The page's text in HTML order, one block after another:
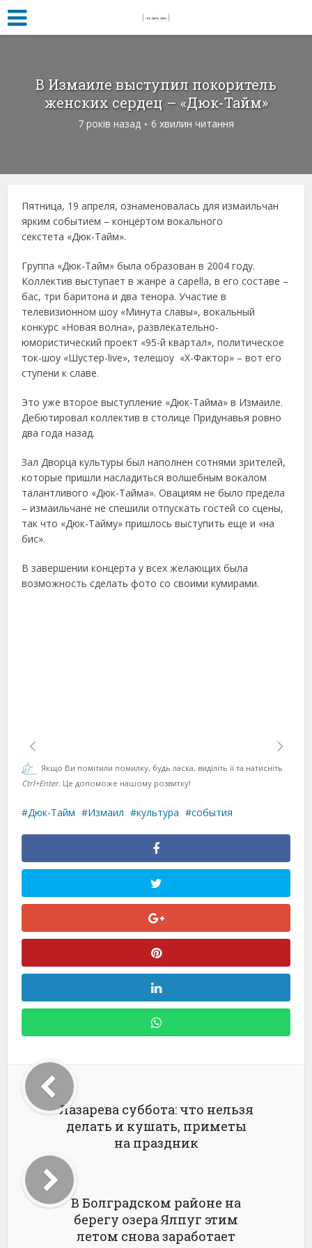
В Измаиле выступил покоритель
женских сердец – «Дюк-Тайм»
7 років назад 6 хвилин читання
Пятница, 19 апреля, ознаменовалась для измаильчан
ярким событием – концертом вокального
секстета «Дюк-Тайм».
Группа «Дюк-Тайм» была образован в 2004 году.
Коллектив выступает в жанре a capella, в его составе –
бас, три баритона и два тенора. Участие в
телевизионном шоу «Минута славы», вокальный
конкурс «Новая волна», развлекательно-
юмористический проект «95-й квартал», политическое
ток-шоу «Шустер-live», телешоу «X-Фактор» – вот его
ступени к славе.
Это уже второе выступление «Дюк-Тайма» в Измаиле.
Дебютировал коллектив в столице Придунавья ровно
два года назад.
Зал Дворца культуры был наполнен сотнями зрителей,
которые пришли насладиться волшебным вокалом
талантливого «Дюк-Тайма». Овациям не было предела
– измаильчане не спешили отпускать гостей со сцены,
так что «Дюк-Тайму» пришлось выступить еще и «на
бис».
В завершении концерта у всех желающих была
возможность сделать фото со своими кумирами.
Якщо Ви помітили помилку, будь ласка, виділіть її та натисніть
Ctrl+Enter. Це допоможе нашому розвитку!
Дюк-Тайм Измаил культура события
Лазарева суббота: что нельзя
делать и кушать, приметы
на праздник
В Болградском районе на
берегу озера Ялпуг этим
летом снова заработает